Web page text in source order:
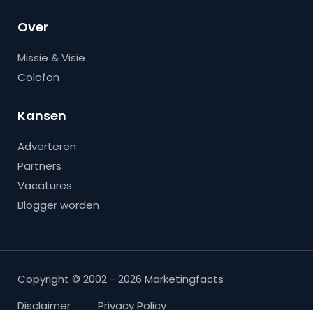
Over
Missie & Visie
Colofon
Kansen
Adverteren
Partners
Vacatures
Blogger worden
Copyright © 2002 - 2026 Marketingfacts
Disclaimer
Privacy Policy